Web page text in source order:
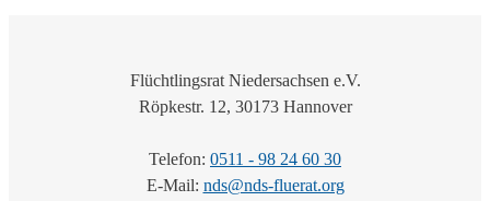
Flüchtlingsrat Niedersachsen e.V.
Röpkestr. 12, 30173 Hannover
Telefon: 0511 - 98 24 60 30
E-Mail: nds@nds-fluerat.org